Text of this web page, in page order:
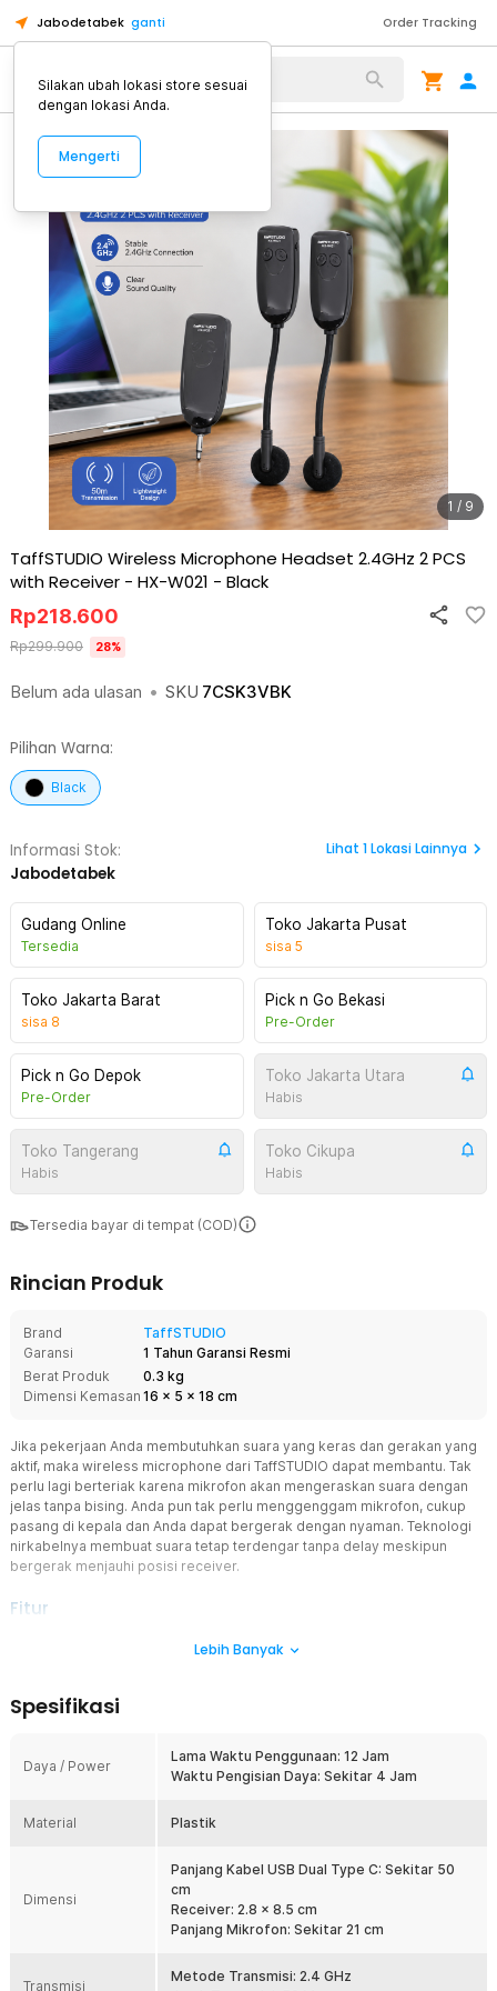
Jabodetabek ganti Order Tracking
Alat Kopi
1 / 9
TaffSTUDIO Wireless Microphone Headset 2.4GHz 2 PCS
with Receiver - HX-W021 - Black
Belum ada ulasan • SKU 7CSK3VBK
Rp218.600
Rp299.900 28%
Pilihan Warna:
Black
Informasi Stok:
Jabodetabek
Lihat 1Lokasi Lainnya
Gudang Online
Tersedia
Toko Jakarta Pusat
sisa 5
Toko Jakarta Barat
sisa 8
Pick n Go Bekasi
Pre-Order
Pick n Go Depok
Pre-Order
Toko Jakarta Utara
Habis
Toko Tangerang
Habis
Toko Cikupa
Habis
Tersedia bayar di tempat (COD)
Rincian Produk
Brand
TaffSTUDIO
Garansi
1 Tahun Garansi Resmi
Berat Produk
0.3 kg
Dimensi Kemasan 16 x 5 x 18 cm
Jika pekerjaan Anda membutuhkan suara yang keras dan gerakan yang
aktif, maka wireless microphone dari TaffSTUDIO dapat membantu. Tak
perlu lagi berteriak karena mikrofon akan mengeraskan suara dengan
jelas tanpa bising. Anda pun tak perlu menggenggam mikrofon, cukup
pasang di kepala dan Anda dapat bergerak dengan nyaman. Teknologi
nirkabelnya membuat suara tetap terdengar tanpa delay meskipun
bergerak menjauhi posisi receiver.
Fitur
memiliki pengait kepala yang tetap stabil meski Anda bergerak
transmisi hingga 50 M.
Bebas Sambungkan Berbagai Perangkat
dengan perangkat audio apapun yang biasa digunakan. Anda dapat
ruangan, amplifier, hingga speaker bus.
Dukung Aktivitas dengan Baterai Tahan Lama
Mikrofon wireless yang satu ini akan mendukung lamanya aktivitas.
Hal ini berkat penggunaan baterai isi ulang yang mampu bertahan
menggunakan pengisi daya USB Type C selama 3 jam.
Lebih Banyak
Spesifikasi
Daya / Power
Lama Waktu Penggunaan: 12 Jam
Waktu Pengisian Daya: Sekitar 4 Jam
Material Plastik
Dimensi
Panjang Kabel USB Dual Type C: Sekitar 50
cm
Receiver: 2.8 x 8.5 cm
Panjang Mikrofon: Sekitar 21 cm
Transmisi
Metode Transmisi: 2.4 GHz
Silakan ubah lokasi store sesuai
dengan lokasi Anda.
Mengerti